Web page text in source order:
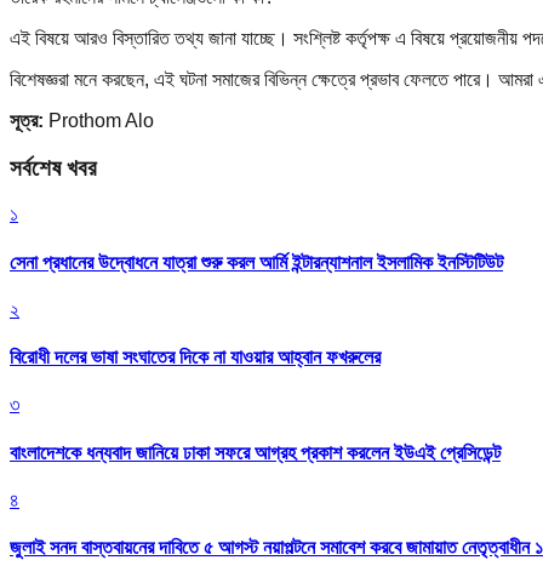
এই বিষয়ে আরও বিস্তারিত তথ্য জানা যাচ্ছে। সংশ্লিষ্ট কর্তৃপক্ষ এ বিষয়ে প্রয়োজনীয়
বিশেষজ্ঞরা মনে করছেন, এই ঘটনা সমাজের বিভিন্ন ক্ষেত্রে প্রভাব ফেলতে পারে।
সূত্র: Prothom Alo
সর্বশেষ খবর
১
সেনা প্রধানের উদ্বোধনে যাত্রা শুরু করল আর্মি ইন্টারন্যাশনাল ইসলামিক ইনস্টিটিউট
২
বিরোধী দলের ভাষা সংঘাতের দিকে না যাওয়ার আহ্বান ফখরুলের
৩
বাংলাদেশকে ধন্যবাদ জানিয়ে ঢাকা সফরে আগ্রহ প্রকাশ করলেন ইউএই প্রেসিডেন্ট
৪
জুলাই সনদ বাস্তবায়নের দাবিতে ৫ আগস্ট নয়াপল্টনে সমাবেশ করবে জামায়াত নেতৃত্বাধীন